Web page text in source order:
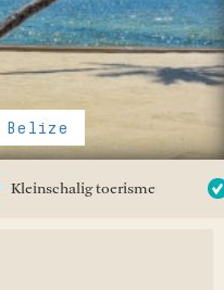
Belize
Kleinschalig toerisme